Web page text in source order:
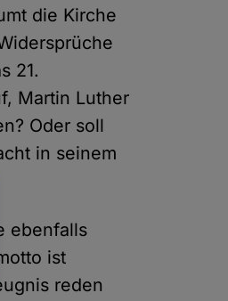
die Kirche
21.
Martin Luther
Oder soll
in seinem
ebenfalls
ist
reden